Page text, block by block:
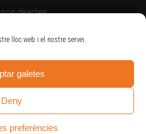
lloc web i el nostre servei.
galetes
Deny
preferències
directes
oficials